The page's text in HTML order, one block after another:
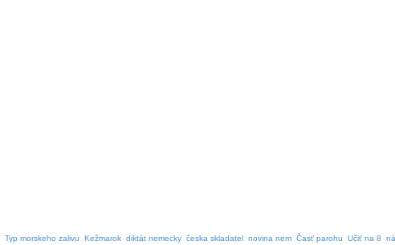
Typ morskeho zalivu Kežmarok diktát nemecky česka skladatel novina nem Časť parohu Učiť na 8